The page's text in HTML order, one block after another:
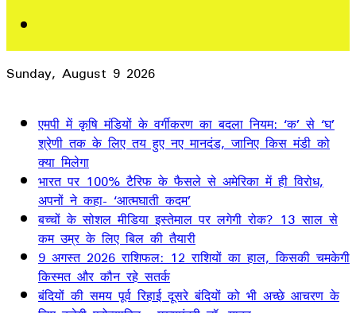
Sunday, August 9 2026
एमपी में कृषि मंडियों के वर्गीकरण का बदला नियम: ‘क’ से ‘घ’
श्रेणी तक के लिए तय हुए नए मानदंड, जानिए किस मंडी को
क्या मिलेगा
भारत पर 100% टैरिफ के फैसले से अमेरिका में ही विरोध,
अपनों ने कहा- ‘आत्मघाती कदम’
बच्चों के सोशल मीडिया इस्तेमाल पर लगेगी रोक? 13 साल से
कम उम्र के लिए बिल की तैयारी
9 अगस्त 2026 राशिफल: 12 राशियों का हाल, किसकी चमकेगी
किस्मत और कौन रहे सतर्क
बंदियों की समय पूर्व रिहाई दूसरे बंदियों को भी अच्छे आचरण के